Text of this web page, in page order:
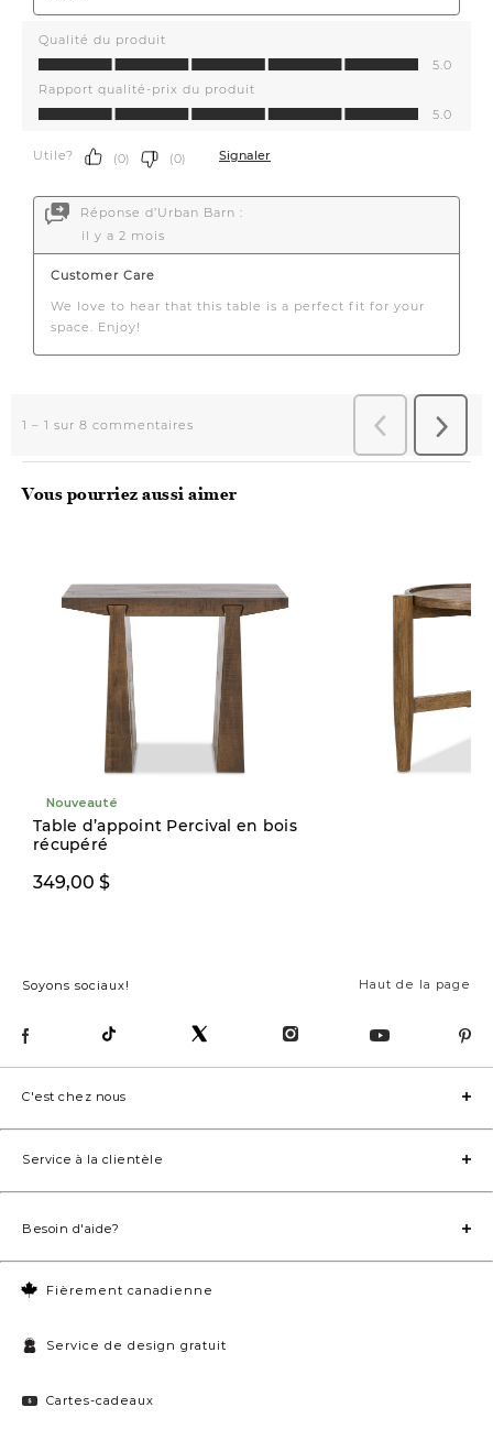
Vous pourriez aussi aimer
Nouveauté
Table d’appoint Percival en bois
récupéré
349,00 $
Haut de la page
Soyons sociaux!
Fièrement canadienne
Service de design gratuit
Cartes-cadeaux
C'est chez nous
Service à la clientèle
Besoin d'aide?